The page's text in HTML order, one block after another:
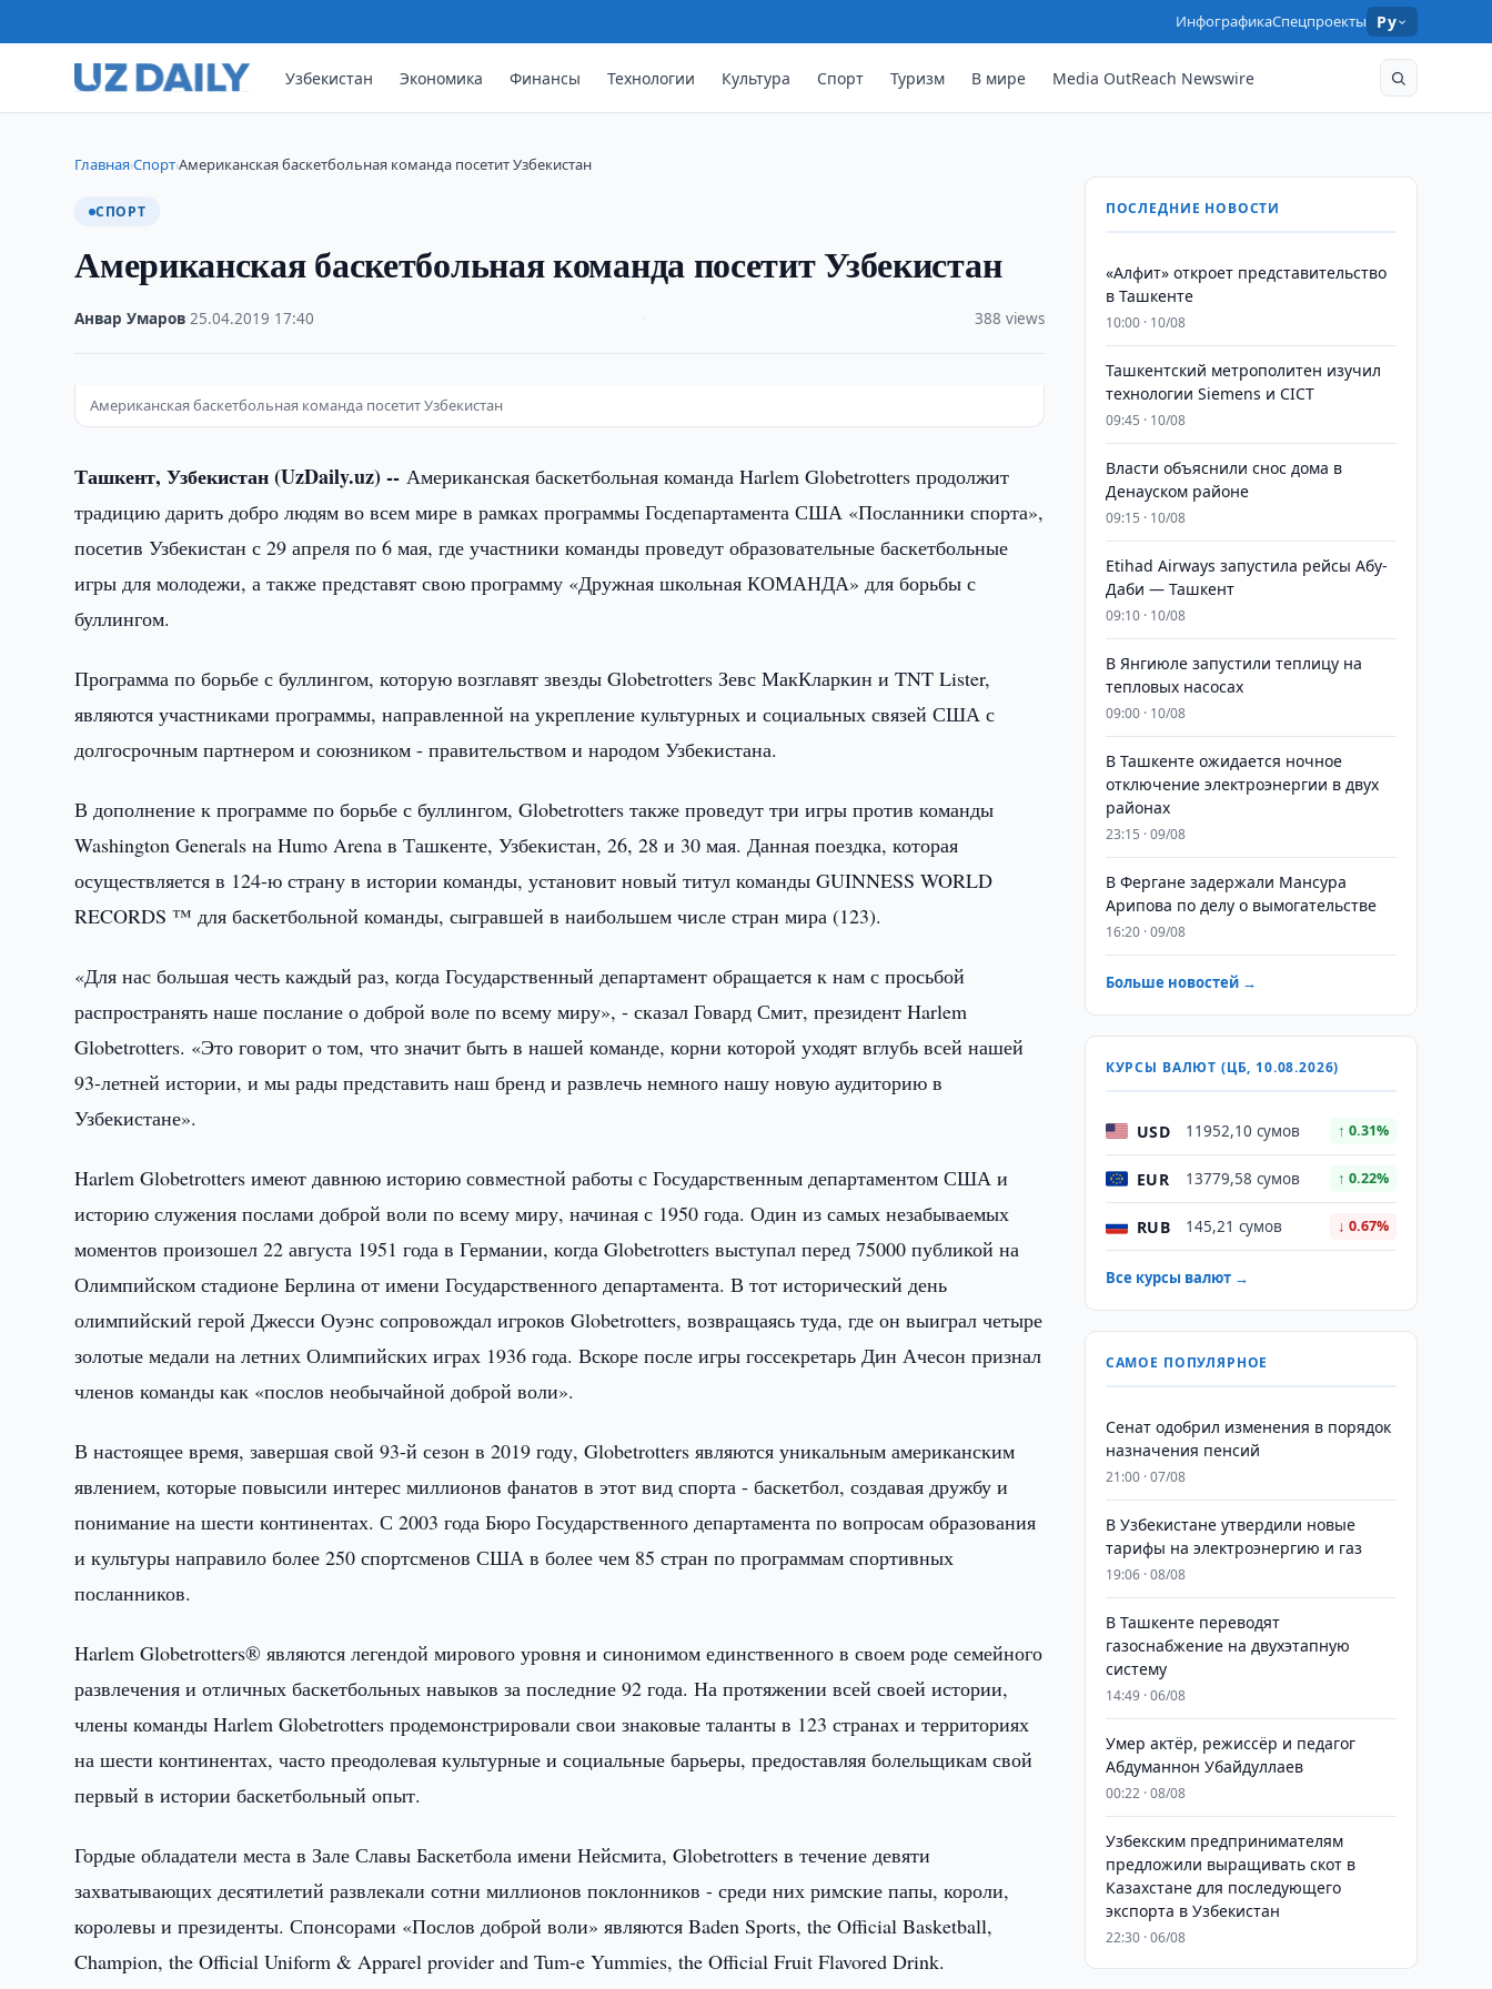
ИнфографикаСпецпроекты Ру
Узбекистан Экономика Финансы Технологии Культура Спорт Туризм В мире Media OutReach Newswire
Главная›Спорт›Американская баскетбольная команда посетит Узбекистан
СПОРТ
Американская баскетбольная команда посетит Узбекистан
Анвар Умаров ·25.04.2019 17:40 388 views
Американская баскетбольная команда посетит Узбекистан
Ташкент, Узбекистан (UzDaily.uz) --Американская баскетбольная команда Harlem Globetrotters продолжит
традицию дарить добро людям во всем мире в рамках программы Госдепартамента США «Посланники спорта»,
посетив Узбекистан с 29 апреля по 6 мая, где участники команды проведут образовательные баскетбольные
игры для молодежи, а также представят свою программу «Дружная школьная КОМАНДА» для борьбы с
буллингом.
Программа по борьбе с буллингом, которую возглавят звезды Globetrotters Зевс МакКларкин и TNT Lister,
являются участниками программы, направленной на укрепление культурных и социальных связей США с
долгосрочным партнером и союзником - правительством и народом Узбекистана.
В дополнение к программе по борьбе с буллингом, Globetrotters также проведут три игры против команды
Washington Generals на Humo Arena в Ташкенте, Узбекистан, 26, 28 и 30 мая. Данная поездка, которая
осуществляется в 124-ю страну в истории команды, установит новый титул команды GUINNESS WORLD
RECORDS ™ для баскетбольной команды, сыгравшей в наибольшем числе стран мира (123).
«Для нас большая честь каждый раз, когда Государственный департамент обращается к нам с просьбой
распространять наше послание о доброй воле по всему миру», - сказал Говард Смит, президент Harlem
Globetrotters. «Это говорит о том, что значит быть в нашей команде, корни которой уходят вглубь всей нашей
93-летней истории, и мы рады представить наш бренд и развлечь немного нашу новую аудиторию в
Узбекистане».
Harlem Globetrotters имеют давнюю историю совместной работы с Государственным департаментом США и
историю служения послами доброй воли по всему миру, начиная с 1950 года. Один из самых незабываемых
моментов произошел 22 августа 1951 года в Германии, когда Globetrotters выступал перед 75000 публикой на
Олимпийском стадионе Берлина от имени Государственного департамента. В тот исторический день
олимпийский герой Джесси Оуэнс сопровождал игроков Globetrotters, возвращаясь туда, где он выиграл четыре
золотые медали на летних Олимпийских играх 1936 года. Вскоре после игры госсекретарь Дин Ачесон признал
членов команды как «послов необычайной доброй воли».
В настоящее время, завершая свой 93-й сезон в 2019 году, Globetrotters являются уникальным американским
явлением, которые повысили интерес миллионов фанатов в этот вид спорта - баскетбол, создавая дружбу и
понимание на шести континентах. С 2003 года Бюро Государственного департамента по вопросам образования
и культуры направило более 250 спортсменов США в более чем 85 стран по программам спортивных
посланников.
Harlem Globetrotters® являются легендой мирового уровня и синонимом единственного в своем роде семейного
развлечения и отличных баскетбольных навыков за последние 92 года. На протяжении всей своей истории,
члены команды Harlem Globetrotters продемонстрировали свои знаковые таланты в 123 странах и территориях
на шести континентах, часто преодолевая культурные и социальные барьеры, предоставляя болельщикам свой
первый в истории баскетбольный опыт.
Гордые обладатели места в Зале Славы Баскетбола имени Нейсмита, Globetrotters в течение девяти
захватывающих десятилетий развлекали сотни миллионов поклонников - среди них римские папы, короли,
королевы и президенты. Спонсорами «Послов доброй воли» являются Baden Sports, the Official Basketball,
Champion, the Official Uniform & Apparel provider and Tum-e Yummies, the Official Fruit Flavored Drink.
ПОСЛЕДНИЕ НОВОСТИ
«Алфит» откроет представительство
в Ташкенте
10:00 · 10/08
Ташкентский метрополитен изучил
технологии Siemens и CICT
09:45 · 10/08
Власти объяснили снос дома в
Денауском районе
09:15 · 10/08
Etihad Airways запустила рейсы Абу-
Даби — Ташкент
09:10 · 10/08
В Янгиюле запустили теплицу на
тепловых насосах
09:00 · 10/08
В Ташкенте ожидается ночное
отключение электроэнергии в двух
районах
23:15 · 09/08
В Фергане задержали Мансура
Арипова по делу о вымогательстве
16:20 · 09/08
Больше новостей →
КУРСЫ ВАЛЮТ (ЦБ, 10.08.2026)
USD 11952,10 сумов ↑ 0.31%
EUR 13779,58 сумов ↑ 0.22%
RUB 145,21 сумов ↓ 0.67%
Все курсы валют →
САМОЕ ПОПУЛЯРНОЕ
Сенат одобрил изменения в порядок
назначения пенсий
21:00 · 07/08
В Узбекистане утвердили новые
тарифы на электроэнергию и газ
19:06 · 08/08
В Ташкенте переводят
газоснабжение на двухэтапную
систему
14:49 · 06/08
Умер актёр, режиссёр и педагог
Абдуманнон Убайдуллаев
00:22 · 08/08
Узбекским предпринимателям
предложили выращивать скот в
Казахстане для последующего
экспорта в Узбекистан
22:30 · 06/08